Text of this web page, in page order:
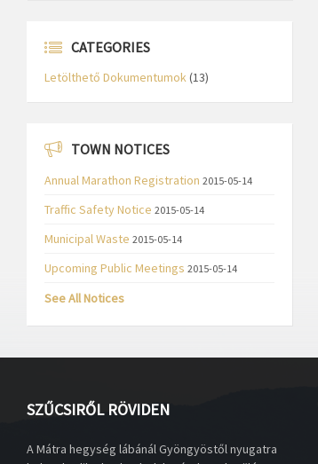
CATEGORIES
Letölthető Dokumentumok(13)
TOWN NOTICES
Annual Marathon Registration 2015-05-14
Traffic Safety Notice 2015-05-14
Municipal Waste 2015-05-14
Upcoming Public Meetings 2015-05-14
See All Notices
SZŰCSIRŐL RÖVIDEN
A Mátra hegység lábánál Gyöngyöstől nyugatra